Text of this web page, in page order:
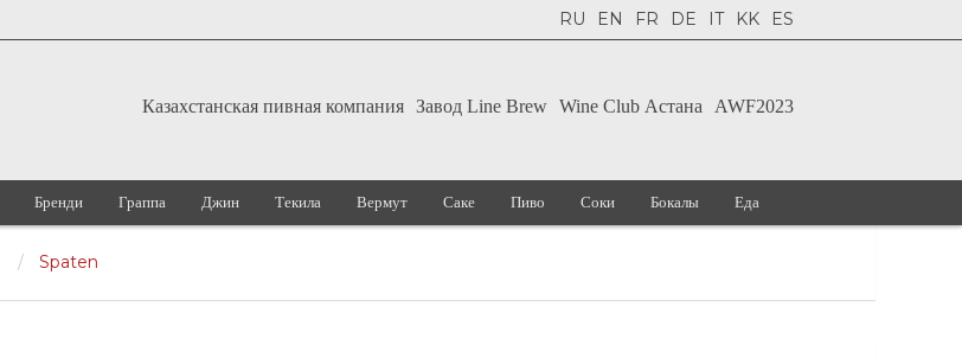
RU EN FR DE IT KK ES
Казахстанская пивная компания Завод Line Brew Wine Club Астана AWF2023
Бренди Граппа Джин Текила Вермут Саке Пиво Соки Бокалы Еда
Spaten